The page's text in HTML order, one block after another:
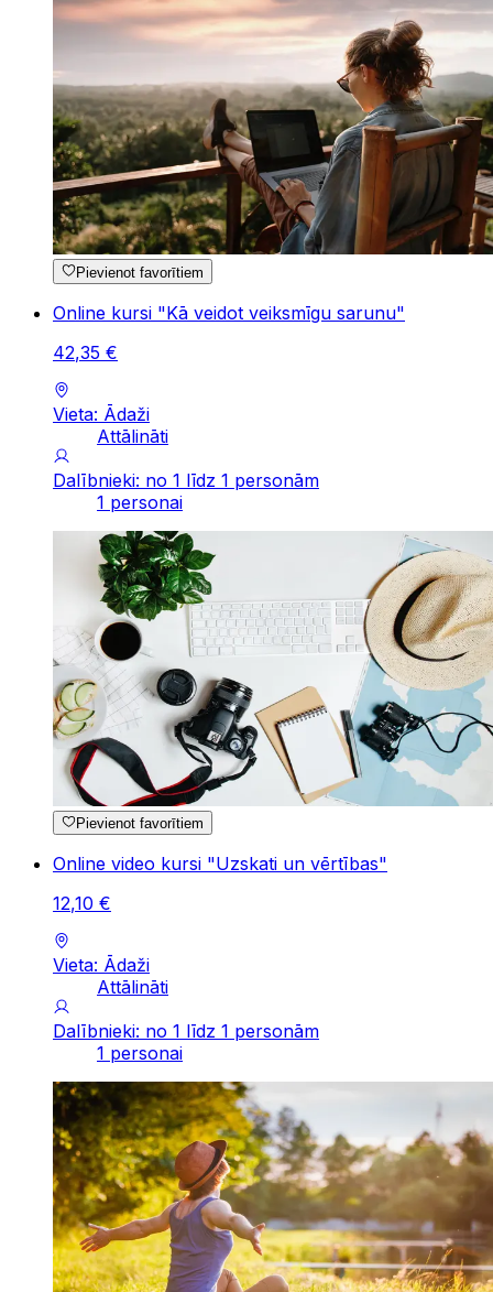
Pievienot favorītiem
Online kursi "Kā veidot veiksmīgu sarunu"
42,35 €
Vieta: Ādaži
Attālināti
Dalībnieki: no 1 līdz 1 personām
1 personai
Pievienot favorītiem
Online video kursi "Uzskati un vērtības"
12,10 €
Vieta: Ādaži
Attālināti
Dalībnieki: no 1 līdz 1 personām
1 personai